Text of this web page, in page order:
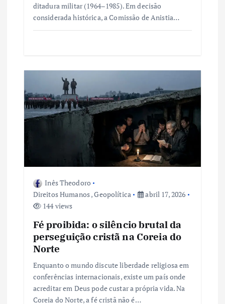
ditadura militar (1964–1985). Em decisão
considerada histórica, a Comissão de Anistia…
Inês Theodoro
Direitos Humanos,Geopolítica
abril 17, 2026
144 views
Fé proibida: o silêncio brutal da
perseguição cristã na Coreia do
Norte
Enquanto o mundo discute liberdade religiosa em
conferências internacionais, existe um país onde
acreditar em Deus pode custar a própria vida. Na
Coreia do Norte, a fé cristã não é…